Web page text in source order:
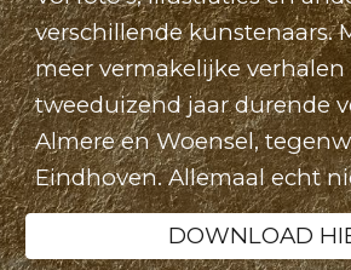
verschillende kunstenaars.
meer vermakelijke verhalen
tweeduizend jaar durende
Almere en Woensel,
Eindhoven. Allemaal echt
DOWNLOAD